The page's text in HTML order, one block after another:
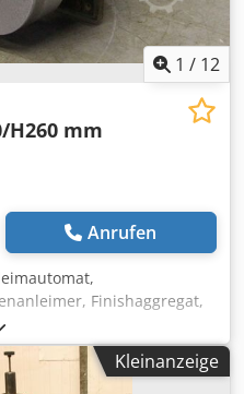
1 / 12
H260 mm
Anrufen
Finishaggregat,
Schleifaggregat,Kleinanzeige